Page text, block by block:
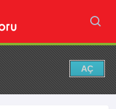
AÇ